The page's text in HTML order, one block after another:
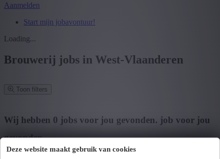
Deze website maakt gebruik van cookies
Aanmelden
Start mijn jobavontuur!
Loading...
Brouwerij jobs in West-Vlaanderen
Toon filters
Zoek op functie, jobtitel, bedrijf,...
Wij hebben 0 jobs voor jou gevonden. job voor jou
gevonden